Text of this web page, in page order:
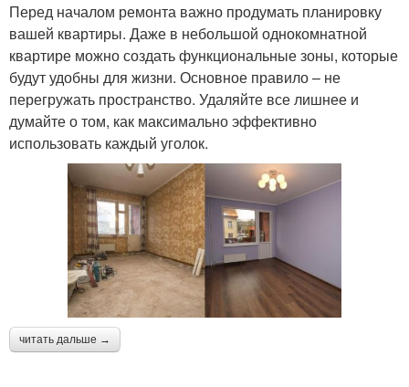
Перед началом ремонта важно продумать планировку
вашей квартиры. Даже в небольшой однокомнатной
квартире можно создать функциональные зоны, которые
будут удобны для жизни. Основное правило – не
перегружать пространство. Удаляйте все лишнее и
думайте о том, как максимально эффективно
использовать каждый уголок.
читать дальше →